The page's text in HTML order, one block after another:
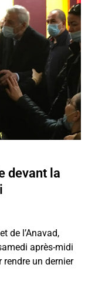
devant la
de l’Anavad,
après-midi
rendre un dernier